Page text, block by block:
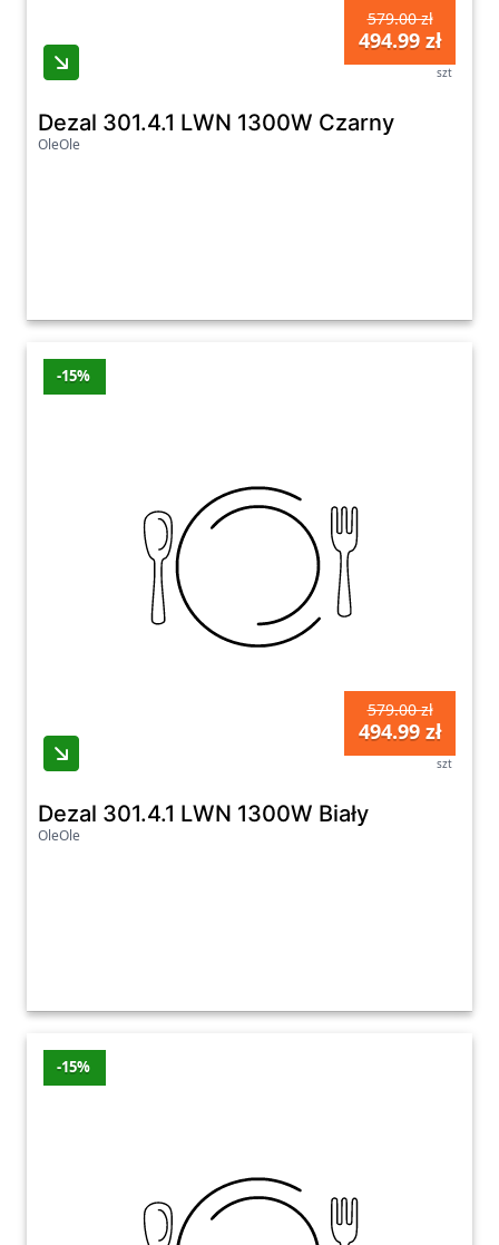
579.00 zł
494.99 zł
szt
Dezal 301.4.1 LWN 1300W Czarny
OleOle
-15%
579.00 zł
494.99 zł
szt
Dezal 301.4.1 LWN 1300W Biały
OleOle
-15%